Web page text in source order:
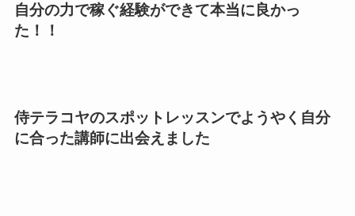
自分の力で稼ぐ経験ができて本当に良かっ
た！！
侍テラコヤのスポットレッスンでようやく自分
に合った講師に出会えました